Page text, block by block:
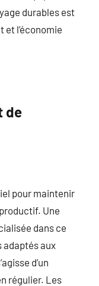
durables est
et l’économie
de
pour maintenir
Une
dans ce
adaptés aux
d’un
régulier. Les